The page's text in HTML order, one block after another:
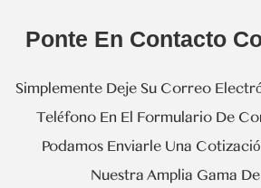
Ponte En Contacto
Simplemente Deje Su Correo
Teléfono En El Formulario De
Podamos Enviarle Una
Nuestra Amplia Gama